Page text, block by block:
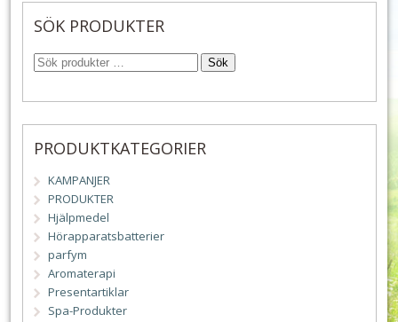
SÖK PRODUKTER
Sök
PRODUKTKATEGORIER
KAMPANJER
PRODUKTER
Hjälpmedel
Hörapparatsbatterier
parfym
Aromaterapi
Presentartiklar
Spa-Produkter